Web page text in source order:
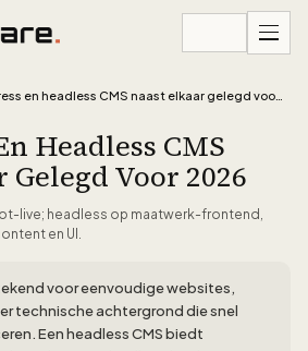
Headless CMS
Gelegd Voor 2026
live; headless op maatwerk-frontend,
en UI.
voor eenvoudige websites,
technische achtergrond die snel
Een headless CMS biedt